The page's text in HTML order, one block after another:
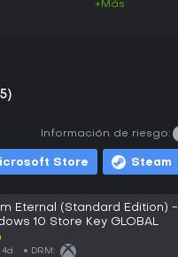
+Más
Store Steam
Información de riesgo:
Eternal (Standard Edition) -
10 Store Key GLOBAL
DRM: